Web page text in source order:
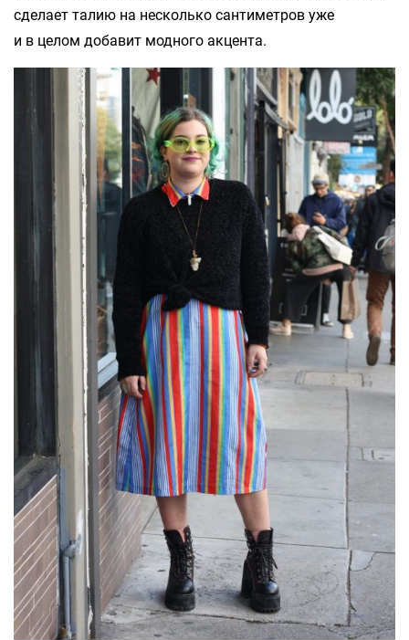
сделает талию на несколько сантиметров уже
и в целом добавит модного акцента.